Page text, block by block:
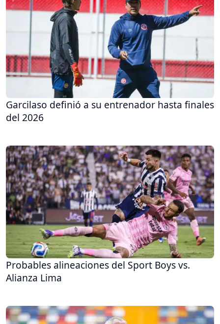
Garcilaso definió a su entrenador hasta finales
del 2026
Probables alineaciones del Sport Boys vs.
Alianza Lima